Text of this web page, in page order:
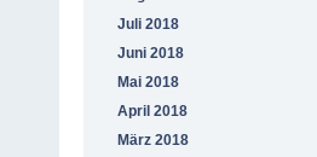
Juli 2018
Juni 2018
Mai 2018
April 2018
März 2018